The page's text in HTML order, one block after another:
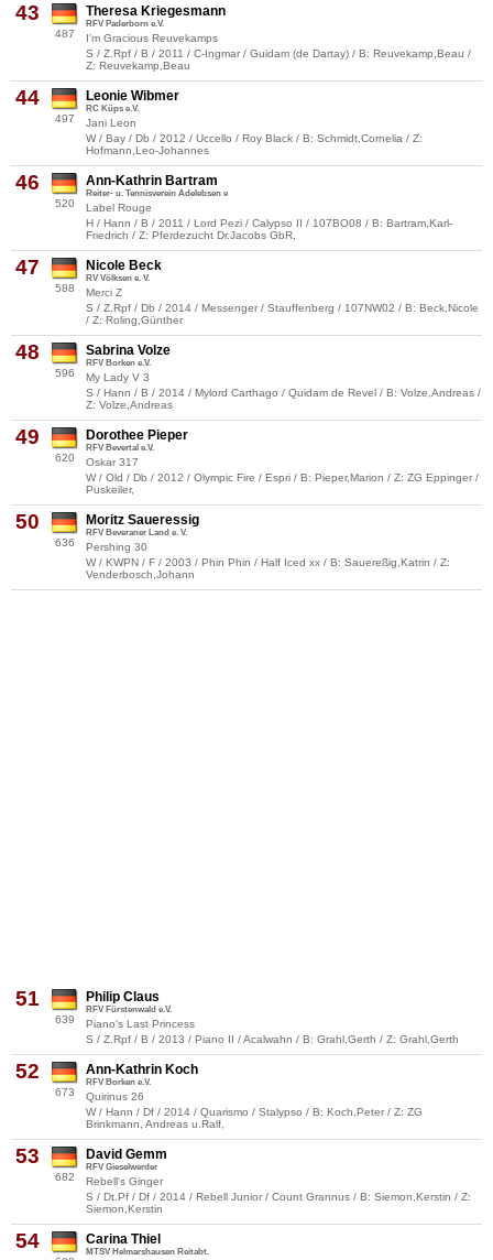
43
487
Theresa Kriegesmann
RFV Paderborn e.V.
I'm Gracious Reuvekamps
S / Z.Rpf / B / 2011 / C-Ingmar / Guidam (de Dartay) / B: Reuvekamp,Beau /
Z: Reuvekamp,Beau
44
497
Leonie Wibmer
RC Küps e.V.
Jani Leon
W / Bay / Db / 2012 / Uccello / Roy Black / B: Schmidt,Cornelia / Z:
Hofmann,Leo-Johannes
46
520
Ann-Kathrin Bartram
Reiter- u. Tennisverein Adelebsen e
Label Rouge
H / Hann / B / 2011 / Lord Pezi / Calypso II / 107BO08 / B: Bartram,Karl-
Friedrich / Z: Pferdezucht Dr.Jacobs GbR,
47
588
Nicole Beck
RV Völksen e. V.
Merci Z
S / Z.Rpf / Db / 2014 / Messenger / Stauffenberg / 107NW02 / B: Beck,Nicole
/ Z: Roling,Günther
48
596
Sabrina Volze
RFV Borken e.V.
My Lady V 3
S / Hann / B / 2014 / Mylord Carthago / Quidam de Revel / B: Volze,Andreas /
Z: Volze,Andreas
49
620
Dorothee Pieper
RFV Bevertal e.V.
Oskar 317
W / Old / Db / 2012 / Olympic Fire / Espri / B: Pieper,Marion / Z: ZG Eppinger /
Puskeiler,
50
636
Moritz Saueressig
RFV Beveraner Land e. V.
Pershing 30
W / KWPN / F / 2003 / Phin Phin / Half Iced xx / B: Sauereßig,Katrin / Z:
Venderbosch,Johann
51
639
Philip Claus
RFV Fürstenwald e.V.
Piano's Last Princess
S / Z.Rpf / B / 2013 / Piano II / Acalwahn / B: Grahl,Gerth / Z: Grahl,Gerth
52
673
Ann-Kathrin Koch
RFV Borken e.V.
Quirinus 26
W / Hann / Df / 2014 / Quarismo / Stalypso / B: Koch,Peter / Z: ZG
Brinkmann, Andreas u.Ralf,
53
682
David Gemm
RFV Gieselwerder
Rebell's Ginger
S / Dt.Pf / Df / 2014 / Rebell Junior / Count Grannus / B: Siemon,Kerstin / Z:
Siemon,Kerstin
54 Carina Thiel
MTSV Helmarshausen Reitabt.